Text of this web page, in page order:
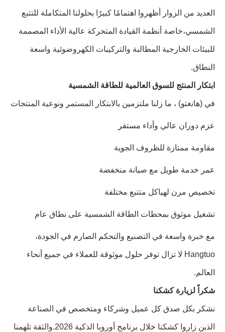
العديد من الزوار أظهروا اهتمامًا كبيرًا بحلولنا المتكاملة للتتبع
الشمسي،خاصة أنظمة القيادة المتحركة عالية الأداء المصممة
للبيئات الخارجية المطالبة والتركيبات الكهروضوئية واسعة
النطاق.
ابتكار المنتج للسوق العالمية للطاقة الشمسية
في (هانغتو) ، ما زلنا ملتزمين بالابتكار المستمر ونوعية المنتجات
عزم دوران عالي وأداء مستقر
مقاومة ممتازة للظروف الجوية
عمر خدمة طويل مع صيانة منخفضة
تخصيص مرن لهياكل متتبع مختلفة
تشغيل موثوق بمحطات الطاقة الشمسية على نطاق عام
مع خبرة واسعة في التصنيع والتحكم الصارم في الجودة،
Hangtuo لا تزال توفر حلول موثوقة للعملاء في جميع أنحاء
العالم.
شكراً لزيارة كشكنا
نشكر بكل صدق كل عميل وشركاء ومتخصص في الصناعة
الذين زاروا كشكنا خلال برنامج أوروبا الذكية 2026.والثقة تلهمنا